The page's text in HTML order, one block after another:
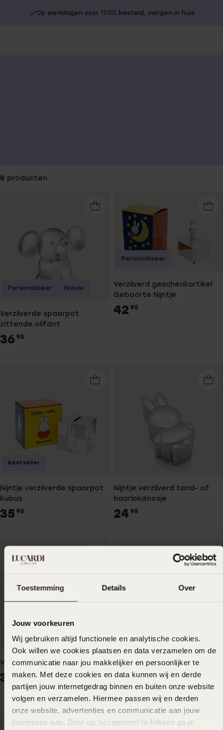
Toestemming Details Over
Jouw voorkeuren
Wij gebruiken altijd functionele en analytische cookies.
Ook willen we cookies plaatsen en data verzamelen om de
communicatie naar jou makkelijker en persoonlijker te
maken. Met deze cookies en data kunnen wij en derde
partijen jouw internetgedrag binnen en buiten onze website
volgen en verzamelen. Hiermee passen wij en derden
onze website, advertenties en communicatie aan jouw
interesses aan. Door op ‘accepteren’ te klikken ga je
Op werkdagen voor 17.00 besteld, morgen in huis
8 producten
Verzilverde spaarpot
zittende olifant
36 95
Personaliseer Nieuw
Verzilverd geschenkartikel
Geboorte Nijntje
42 95
Personaliseer
Nijntje verzilverde spaarpot
kubus
35 95
Bestseller
Nijntje verzilverd tand- of
haarlokdoosje
24 95
Verzilverde spaarpot auto
3695
Personaliseer Nieuw
Kinderbestek set vijver
dieren
29 95
Nieuw